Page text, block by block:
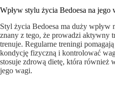
Wpływ stylu życia Bedoesa na jego
Styl życia Bedoesa ma duży wpływ
znany z tego, że prowadzi aktywny
trenuje. Regularne treningi
kondycję fizyczną i kontrolować
stosuje zdrową dietę, która również
jego wagi.